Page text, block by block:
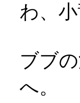
わ、
ブブ
へ。